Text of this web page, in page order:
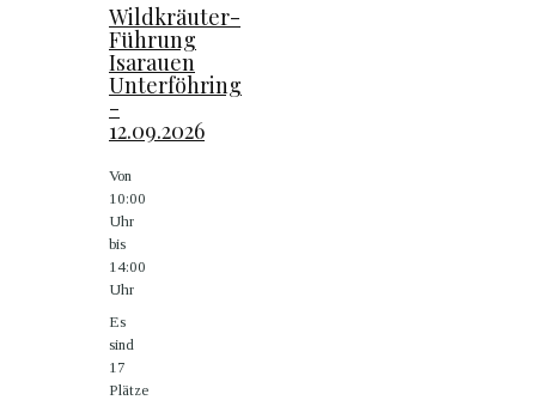
Wildkräuter-
Führung
Isarauen
Unterföhring
-
12.09.2026
Von
10:00
Uhr
bis
14:00
Uhr
Es
sind
17
Plätze